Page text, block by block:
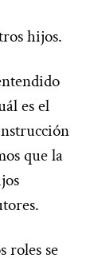
hijos.
es el
que la
roles se